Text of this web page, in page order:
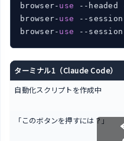
browser- use --headed
browser- use --session
browser- use --
ターミナル1（Claude Code）
自動化スクリプトを作成中
「このボタンを押すには？」